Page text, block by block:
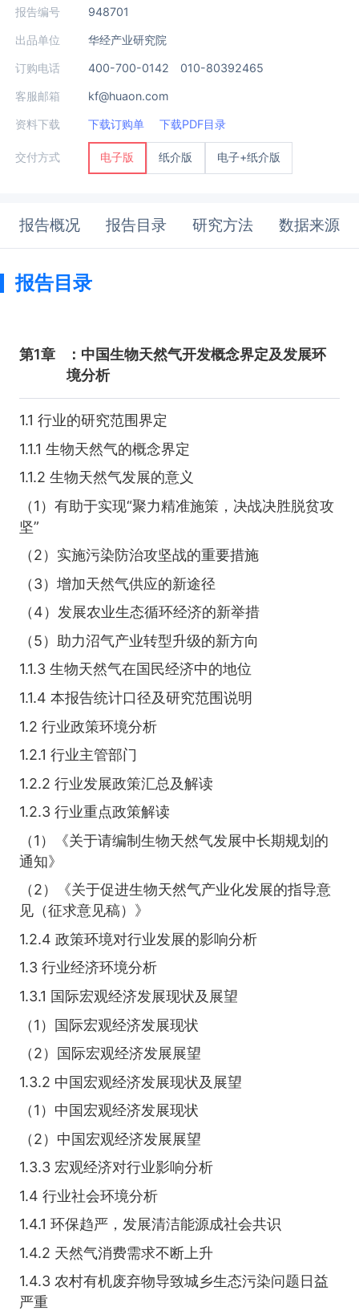
报告编号 948701
出品单位 华经产业研究院
订购电话 400-700-0142 010-80392465
客服邮箱 kf@huaon.com
资料下载 下载订购单 下载PDF目录
交付方式 电子版 纸介版 电子+纸介版
报告概况 报告目录 研究方法 数据来源
报告目录
第1章
：中国生物天然气开发概念界定及发展环
境分析
1.1 行业的研究范围界定
1.1.1 生物天然气的概念界定
1.1.2 生物天然气发展的意义
（1）有助于实现“聚力精准施策，决战决胜脱贫攻
坚”
（2）实施污染防治攻坚战的重要措施
（3）增加天然气供应的新途径
（4）发展农业生态循环经济的新举措
（5）助力沼气产业转型升级的新方向
1.1.3 生物天然气在国民经济中的地位
1.1.4 本报告统计口径及研究范围说明
1.2 行业政策环境分析
1.2.1 行业主管部门
1.2.2 行业发展政策汇总及解读
1.2.3 行业重点政策解读
（1）《关于请编制生物天然气发展中长期规划的
通知》
（2）《关于促进生物天然气产业化发展的指导意
见（征求意见稿）》
1.2.4 政策环境对行业发展的影响分析
1.3 行业经济环境分析
1.3.1 国际宏观经济发展现状及展望
（1）国际宏观经济发展现状
（2）国际宏观经济发展展望
1.3.2 中国宏观经济发展现状及展望
（1）中国宏观经济发展现状
（2）中国宏观经济发展展望
1.3.3 宏观经济对行业影响分析
1.4 行业社会环境分析
1.4.1 环保趋严，发展清洁能源成社会共识
1.4.2 天然气消费需求不断上升
1.4.3 农村有机废弃物导致城乡生态污染问题日益
严重